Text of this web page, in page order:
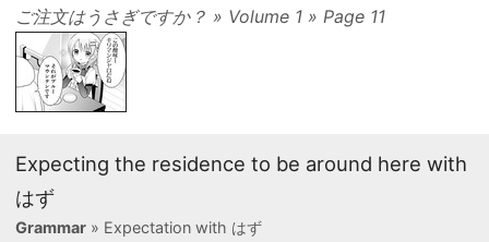
ご注文はうさぎですか？ » Volume 1 » Page 11
Expecting the residence to be around here with
はず
Grammar» Expectation with はず